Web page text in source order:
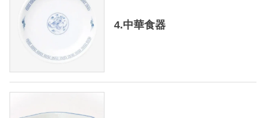
4.中華食器